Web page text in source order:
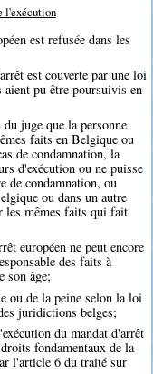
l'exécution
est refusée dans les
est couverte par une loi
pu être poursuivis en
juge que la personne
faits en Belgique ou
de condamnation, la
d'exécution ou ne puisse
de condamnation, ou
ou dans un autre
les mêmes faits qui fait
européen ne peut encore
des faits à
son âge;
ou de la peine selon la loi
juridictions belges;
du mandat d'arrêt
fondamentaux de la
l'article 6 du traité sur